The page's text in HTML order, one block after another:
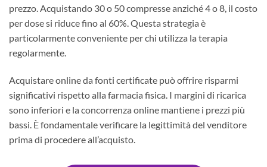
prezzo. Acquistando 30 o 50 compresse anziché 4 o 8, il costo
per dose si riduce fino al 60%. Questa strategia è
particolarmente conveniente per chi utilizza la terapia
regolarmente.
Acquistare online da fonti certificate può offrire risparmi
significativi rispetto alla farmacia fisica. I margini di ricarica
sono inferiori e la concorrenza online mantiene i prezzi più
bassi. È fondamentale verificare la legittimità del venditore
prima di procedere all’acquisto.